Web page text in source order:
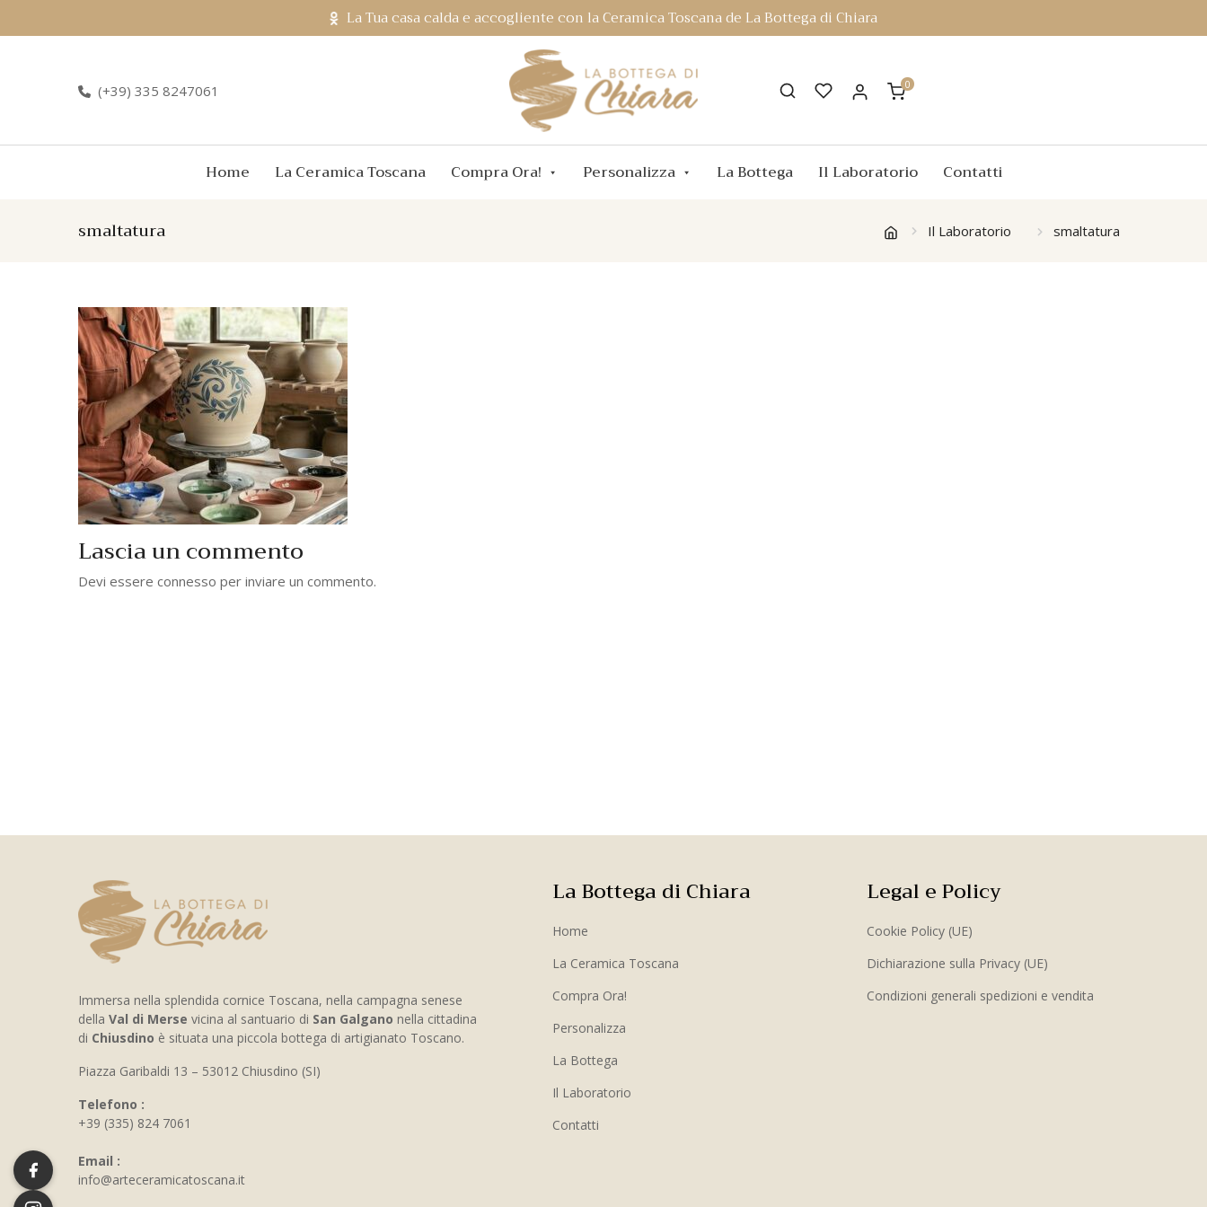
La Tua casa calda e accogliente con la Ceramica Toscana de La Bottega di Chiara
(+39) 335 8247061 0
Home La Ceramica Toscana Compra Ora! Personalizza La Bottega Il Laboratorio Contatti
smaltatura Il Laboratorio smaltatura
Lascia un commento
Devi essere connesso per inviare un commento.
Immersa nella splendida cornice Toscana, nella campagna senese
della Val di Merse vicina al santuario di San Galgano nella cittadina
di Chiusdino è situata una piccola bottega di artigianato Toscano.
Piazza Garibaldi 13 – 53012 Chiusdino (SI)
Telefono :
+39 (335) 824 7061
Email :
info@arteceramicatoscana.it
La Bottega di Chiara
Home
La Ceramica Toscana
Compra Ora!
Personalizza
La Bottega
Il Laboratorio
Contatti
Legal e Policy
Cookie Policy (UE)
Dichiarazione sulla Privacy (UE)
Condizioni generali spedizioni e vendita